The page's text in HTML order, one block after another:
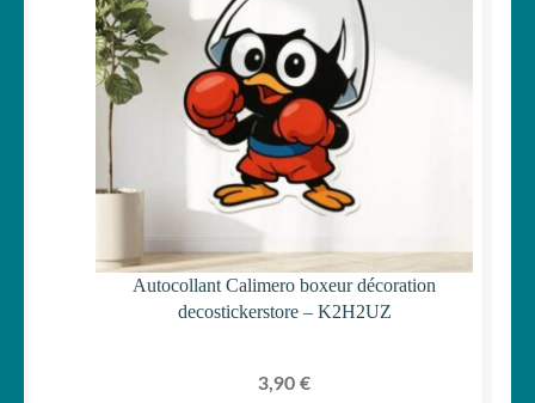
Autocollant Calimero boxeur décoration
decostickerstore – K2H2UZ
3,90 €